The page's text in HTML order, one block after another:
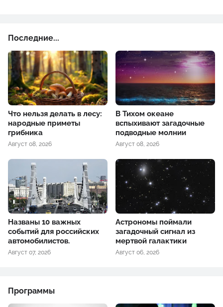
Последние...
Что нельзя делать в лесу:
народные приметы
грибника
Август 08, 2026
В Тихом океане
вспыхивают загадочные
подводные молнии
Август 08, 2026
Названы 10 важных
событий для российских
автомобилистов.
Август 07, 2026
Астрономы поймали
загадочный сигнал из
мертвой галактики
Август 06, 2026
Программы